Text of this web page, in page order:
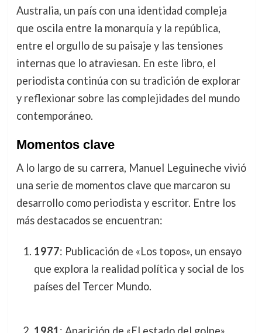
Australia, un país con una identidad compleja
que oscila entre la monarquía y la república,
entre el orgullo de su paisaje y las tensiones
internas que lo atraviesan. En este libro, el
periodista continúa con su tradición de explorar
y reflexionar sobre las complejidades del mundo
contemporáneo.
Momentos clave
A lo largo de su carrera, Manuel Leguineche vivió
una serie de momentos clave que marcaron su
desarrollo como periodista y escritor. Entre los
más destacados se encuentran:
1977: Publicación de «Los topos», un ensayo
que explora la realidad política y social de los
países del Tercer Mundo.